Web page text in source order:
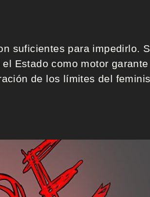
suficientes para impedirlo.
Estado como motor
de los límites del